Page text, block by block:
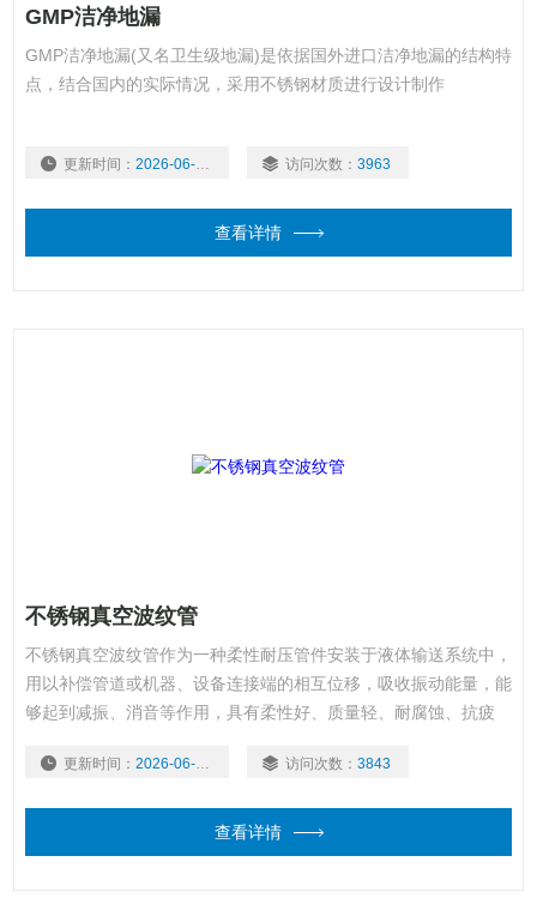
GMP洁净地漏
GMP洁净地漏(又名卫生级地漏)是依据国外进口洁净地漏的结构特
点，结合国内的实际情况，采用不锈钢材质进行设计制作
更新时间： 2026-06-16 访问次数： 3963
查看详情
不锈钢真空波纹管
不锈钢真空波纹管作为一种柔性耐压管件安装于液体输送系统中，
用以补偿管道或机器、设备连接端的相互位移，吸收振动能量，能
够起到减振、消音等作用，具有柔性好、质量轻、耐腐蚀、抗疲
更新时间： 2026-06-16 访问次数： 3843
查看详情